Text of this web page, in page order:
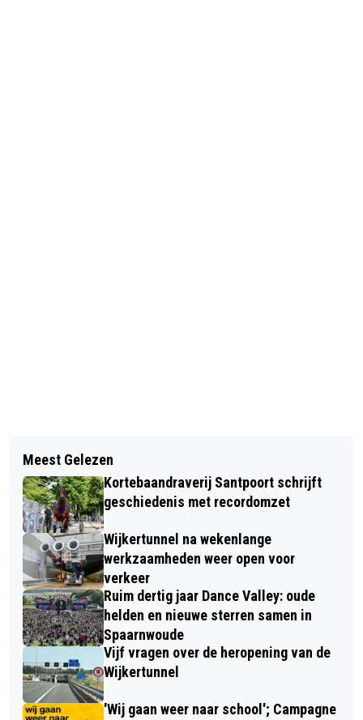
FIETSSEIZOEN VAN START MET
OMLOOP VAN ZANDVOORT;
DRIEKWART STARTBEWIJZEN
VERKOCHT
EERSTE STRANDHUISJES OP WEG
NAAR WIJK AAN ZEE: “MOOI
GEZICHT. DAN WEET JE DAT DE
ZOMER ER WEER AAN KOMT!”
Meest Gelezen
Kortebaandraverij Santpoort schrijft
geschiedenis met recordomzet
Wijkertunnel na wekenlange
werkzaamheden weer open voor
verkeer
Ruim dertig jaar Dance Valley: oude
helden en nieuwe sterren samen in
Spaarnwoude
Vijf vragen over de heropening van de
Wijkertunnel
'Wij gaan weer naar school'; Campagne